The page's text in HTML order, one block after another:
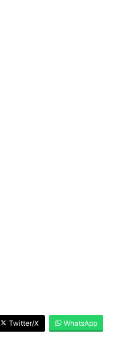
Twitter/X WhatsApp